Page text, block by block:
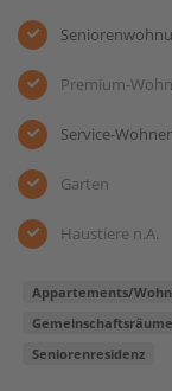
Premium-
Service-
Garten
Haustiere n.A.
Appartements/
Gemeinschaftsräume
Seniorenresidenz